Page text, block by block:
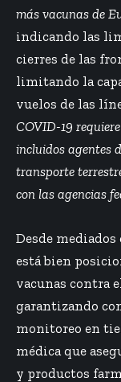
más vacunas de
indicando las
cierres de las
limitando la
vuelos de las
COVID-19
incluidos agentes
transporte
con las agencias
Desde
está bien
vacunas contra
garantizando
monitoreo en
médica que
y productos